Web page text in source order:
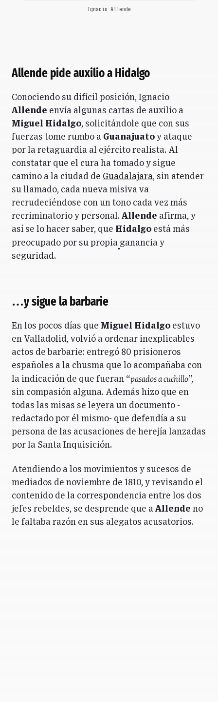
Ignacio Allende
Allende pide auxilio a Hidalgo
Conociendo su difícil posición, Ignacio
Allende envía algunas cartas de auxilio a
Miguel Hidalgo, solicitándole que con sus
fuerzas tome rumbo a Guanajuato y ataque
por la retaguardia al ejército realista. Al
constatar que el cura ha tomado y sigue
camino a la ciudad de Guadalajara, sin atender
su llamado, cada nueva misiva va
recrudeciéndose con un tono cada vez más
recriminatorio y personal. Allende afirma, y
así se lo hacer saber, que Hidalgo está más
preocupado por su propia ganancia y
seguridad.
…y sigue la barbarie
En los pocos días que Miguel Hidalgo estuvo
en Valladolid, volvió a ordenar inexplicables
actos de barbarie: entregó 80 prisioneros
españoles a la chusma que lo acompañaba con
la indicación de que fueran “pasados a cuchillo”,
sin compasión alguna. Además hizo que en
todas las misas se leyera un documento -
redactado por él mismo- que defendía a su
persona de las acusaciones de herejía lanzadas
por la Santa Inquisición.
Atendiendo a los movimientos y sucesos de
mediados de noviembre de 1810, y revisando el
contenido de la correspondencia entre los dos
jefes rebeldes, se desprende que a Allende no
le faltaba razón en sus alegatos acusatorios.